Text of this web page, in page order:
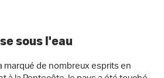
sous l'eau
marqué de nombreux esprits en